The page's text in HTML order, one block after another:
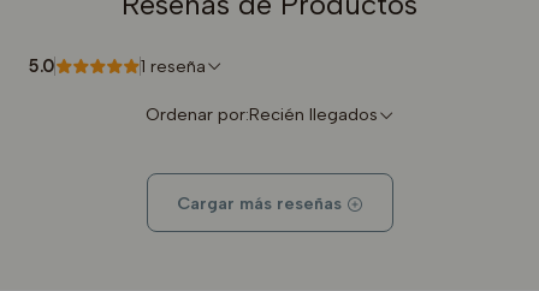
5.0 1 reseña
Ordenar por:Recién llegados
Cargar más reseñas